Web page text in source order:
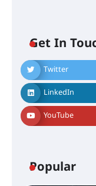
Get In
Twitter
LinkedIn
YouTube
Popular